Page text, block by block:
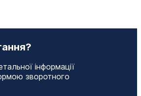
інформації
зворотного